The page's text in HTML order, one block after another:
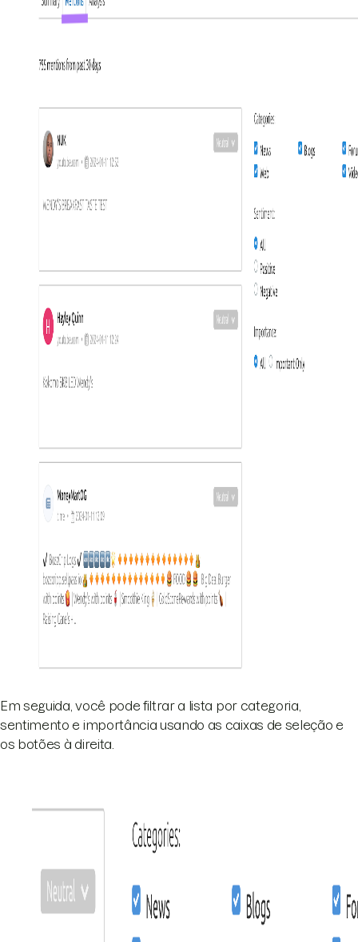
Em seguida, você pode filtrar a lista por categoria,
sentimento e importância usando as caixas de seleção e
os botões à direita.